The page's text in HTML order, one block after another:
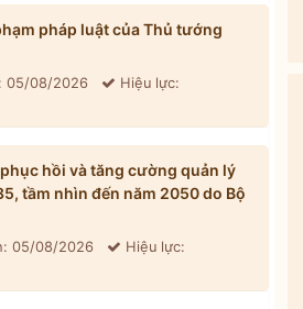
pháp luật của Thủ tướng
05/08/2026 Hiệu lực:
hồi và tăng cường quản lý
tầm nhìn đến năm 2050 do Bộ
05/08/2026 Hiệu lực: